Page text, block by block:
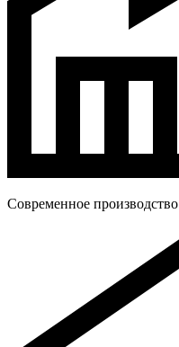
Современное производство